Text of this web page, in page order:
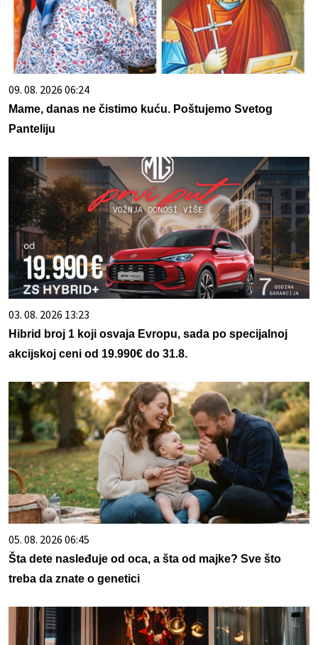
09. 08. 2026 06:24
Mame, danas ne čistimo kuću. Poštujemo Svetog
Panteliju
03. 08. 2026 13:23
Hibrid broj 1 koji osvaja Evropu, sada po specijalnoj
akcijskoj ceni od 19.990€ do 31.8.
05. 08. 2026 06:45
Šta dete nasleđuje od oca, a šta od majke? Sve što
treba da znate o genetici